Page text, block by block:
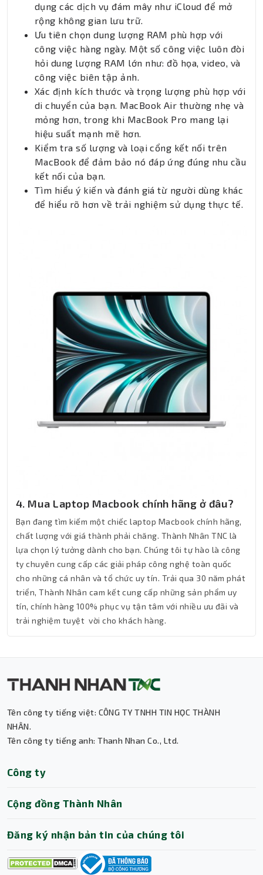
dụng các dịch vụ đám mây như iCloud để mở
rộng không gian lưu trữ.
Ưu tiên chọn dung lượng RAM phù hợp với
công việc hàng ngày. Một số công việc luôn đòi
hỏi dung lượng RAM lớn như: đồ họa, video, và
công việc biên tập ảnh.
Xác định kích thước và trọng lượng phù hợp với
di chuyển của bạn. MacBook Air thường nhẹ và
mỏng hơn, trong khi MacBook Pro mang lại
hiệu suất mạnh mẽ hơn.
Kiểm tra số lượng và loại cổng kết nối trên
MacBook để đảm bảo nó đáp ứng đúng nhu cầu
kết nối của bạn.
Tìm hiểu ý kiến và đánh giá từ người dùng khác
để hiểu rõ hơn về trải nghiệm sử dụng thực tế.
4. Mua Laptop Macbook chính hãng ở đâu?
Bạn đang tìm kiếm một chiếc laptop Macbook chính hãng,
chất lượng với giá thành phải chăng. Thành Nhân TNC là
lựa chọn lý tưởng dành cho bạn. Chúng tôi tự hào là công
ty chuyên cung cấp các giải pháp công nghệ toàn quốc
cho những cá nhân và tổ chức uy tín. Trải qua 30 năm phát
triển, Thành Nhân cam kết cung cấp những sản phẩm uy
tín, chính hàng 100% phục vụ tận tâm với nhiều ưu đãi và
trải nghiệm tuyệt vời cho khách hàng.
Tên công ty tiếng việt: CÔNG TY TNHH TIN HỌC THÀNH
NHÂN.
Tên công ty tiếng anh: Thanh Nhan Co., Ltd.
Công ty
Cộng đồng Thành Nhân
Đăng ký nhận bản tin của chúng tôi
Trợ lý AI • Phản hồi tức thì